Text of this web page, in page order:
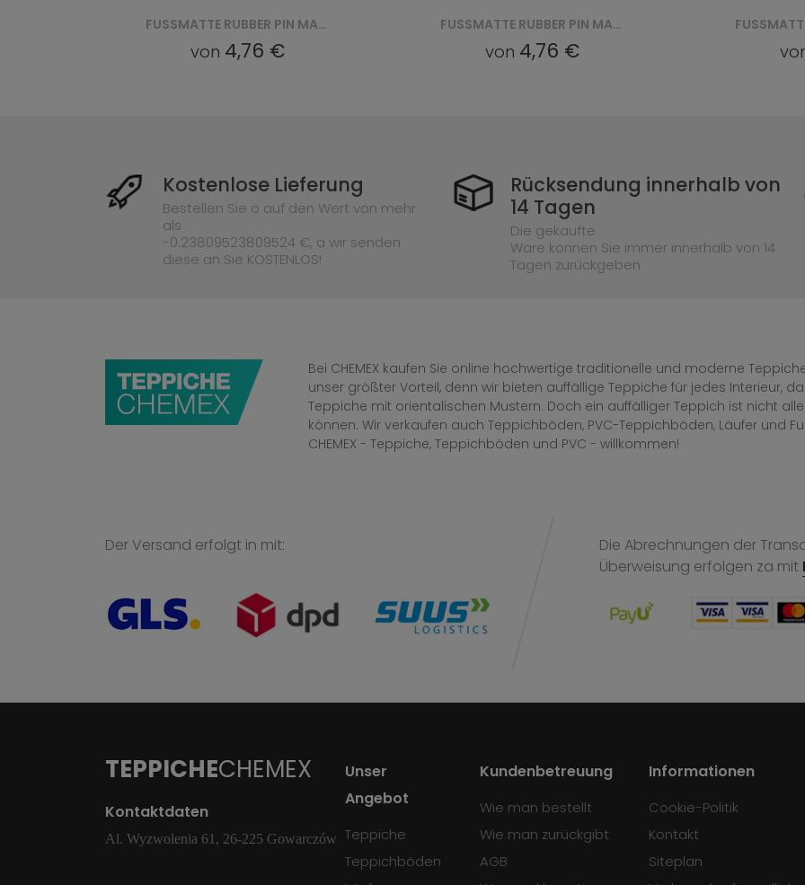
FUSSMATTE RUBBER PIN MAT (VI 2211)
von 4,76 €
FUSSMATTE RUBBER PIN MAT (VI 2205)
von 4,76 €
Kostenlose Lieferung
Bestellen Sie o auf den Wert von mehr
als
-0.23809523809524 €, a wir senden
diese an Sie KOSTENLOS!
Rücksendung innerhalb von
14 Tagen
Die gekaufte
Ware können Sie immer innerhalb von 14
Tagen zurückgeben
Bei CHEMEX kaufen Sie online hochwertige traditionelle und moderne
unser größter Vorteil, denn wir bieten auffällige Teppiche für jedes Interieur,
Teppiche mit orientalischen Mustern. Doch ein auffälliger Teppich ist nicht
können. Wir verkaufen auch Teppichböden, PVC-Teppichböden, Läufer und
CHEMEX - Teppiche, Teppichböden und PVC - willkommen!
Der Versand erfolgt in mit:
Die Abrechnungen der
Überweisung erfolgen za mit
TEPPICHECHEMEX
Kontaktdaten
Al. Wyzwolenia 61, 26-225 Gowarczów
Unser
Angebot
Teppiche
Teppichböden
Kundenbetreuung
Wie man bestellt
Wie man zurückgibt
AGB
Informationen
Cookie-Politik
Kontakt
Siteplan